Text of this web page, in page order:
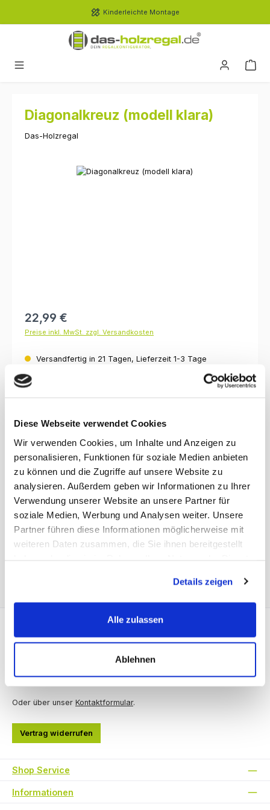
Diese Webseite verwendet Cookies
Wir verwenden Cookies, um Inhalte und Anzeigen zu
personalisieren, Funktionen für soziale Medien anbieten
zu können und die Zugriffe auf unsere Website zu
analysieren. Außerdem geben wir Informationen zu Ihrer
Verwendung unserer Website an unsere Partner für
soziale Medien, Werbung und Analysen weiter. Unsere
Partner führen diese Informationen möglicherweise mit
weiteren Daten zusammen, die Sie ihnen bereitgestellt
Details zeigen
Alle zulassen
Ablehnen
Zum Hauptinhalt springen Kinderleichte Montage
Diagonalkreuz (modell klara)
Das-Holzregal
Regulärer Preis:
22,99 €
Preise inkl. MwSt. zzgl. Versandkosten
Versandfertig in 21 Tagen, Lieferzeit 1-3 Tage
Produkt Anzahl: Gib den gewünschten Wert ein oder benutze die
In den Warenkorb
Produktnummer:klara
Beschreibung
Das Diagonalkreuz ist die richtige Stützart bei einer
Vorwandmontage. Zum Beispiel als Lagerregal, Archivregal,
Verkaufsreg…Mehr
Bewertungen
Unterstützung und Beratung unter:
Oder über unser Kontaktformular.
Vertrag widerrufen
Shop Service
Informationen